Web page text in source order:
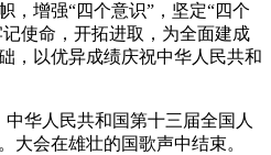
，增强“四个意识”，坚定“四个
使命，开拓进取，为全面建成
，以优异成绩庆祝中华人民共和
华人民共和国第十三届全国人
大会在雄壮的国歌声中结束。